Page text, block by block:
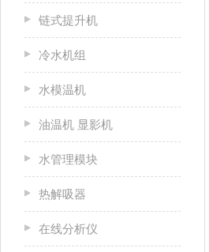
链式提升机
冷水机组
水模温机
油温机 显影机
水管理模块
热解吸器
在线分析仪